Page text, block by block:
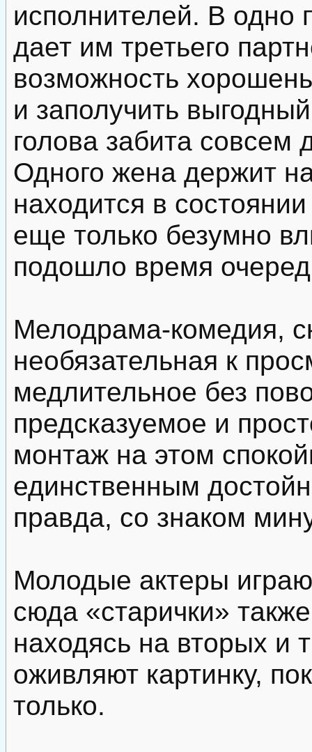
исполнителей. В одно
дает им третьего
возможность
и заполучить
голова забита
Одного жена держит
находится в
еще только безумно
подошло время
Мелодрама-комедия,
необязательная к
медлительное без
предсказуемое и
монтаж на этом
единственным
правда, со знаком
Молодые актеры
сюда «старички»
находясь на вторых и
оживляют картинку,
только.